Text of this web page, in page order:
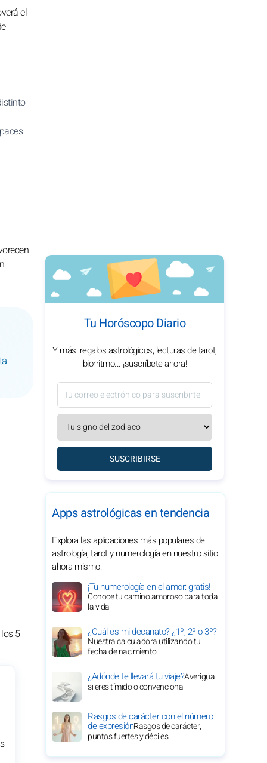
el
5
Tu Horóscopo Diario
Y más: regalos astrológicos, lecturas de tarot,
biorritmo... ¡suscríbete ahora!
SUSCRIBIRSE
Apps astrológicas en tendencia
Explora las aplicaciones más populares de
astrología, tarot y numerología en nuestro sitio
ahora mismo:
¡Tu numerología en el amor: gratis!
Conoce tu camino amoroso para toda
la vida
¿Cuál es mi decanato? ¿1º, 2º o 3º?
Nuestra calculadora utilizando tu
fecha de nacimiento
¿Adónde te llevará tu viaje?Averigüa
si eres tímido o convencional
Rasgos de carácter con el número
de expresiónRasgos de carácter,
puntos fuertes y débiles